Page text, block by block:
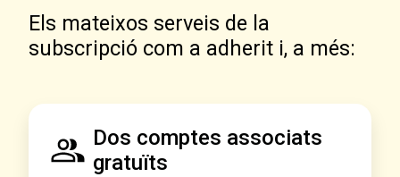
Els mateixos serveis de la
subscripció com a adherit i, a més:
Dos comptes associats
gratuïts